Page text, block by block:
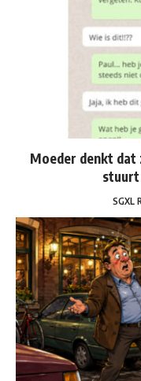
Moeder denkt
SGXL